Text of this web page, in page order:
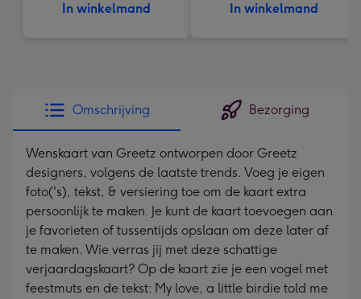
In winkelmand In winkelmand
Omschrijving Bezorging
Wenskaart van Greetz ontworpen door Greetz
designers, volgens de laatste trends. Voeg je eigen
foto('s), tekst, & versiering toe om de kaart extra
persoonlijk te maken. Je kunt de kaart toevoegen aan
je favorieten of tussentijds opslaan om deze later af
te maken. Wie verras jij met deze schattige
verjaardagskaart? Op de kaart zie je een vogel met
feestmuts en de tekst: My love, a little birdie told me